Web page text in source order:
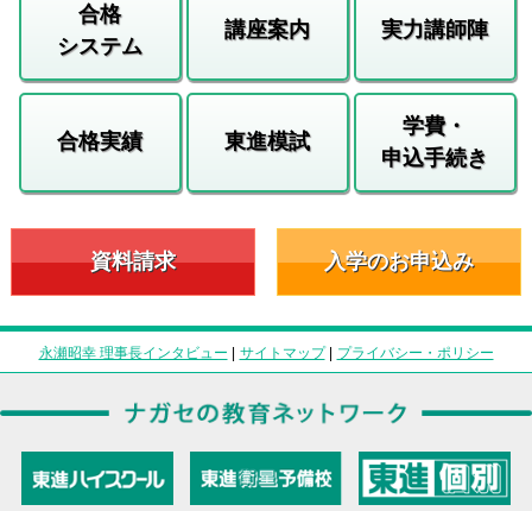
合格
システム
講座案内 実力講師陣
合格実績 東進模試
学費・
申込手続き
資料請求 入学のお申込み
永瀬昭幸 理事長インタビュー | サイトマップ| プライバシー・ポリシー